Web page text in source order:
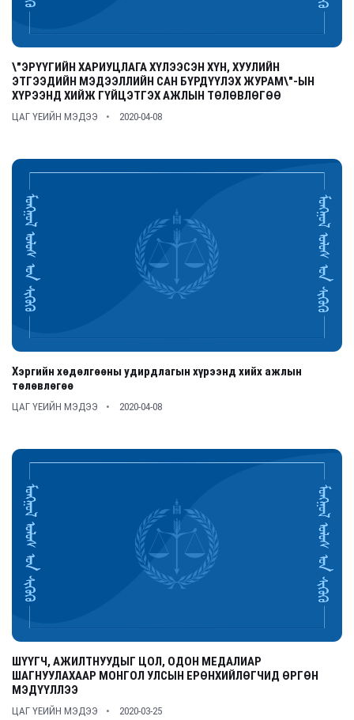
\"ЭРҮҮГИЙН ХАРИУЦЛАГА ХҮЛЭЭСЭН ХҮН, ХУУЛИЙН
ЭТГЭЭДИЙН МЭДЭЭЛЛИЙН САН БҮРДҮҮЛЭХ ЖУРАМ\"-ЫН
ХҮРЭЭНД ХИЙЖ ГҮЙЦЭТГЭХ АЖЛЫН ТӨЛӨВЛӨГӨӨ
ЦАГ ҮЕИЙН МЭДЭЭ 2020-04-08
Хэргийн хөдөлгөөны удирдлагын хүрээнд хийх ажлын
төлөвлөгөө
ЦАГ ҮЕИЙН МЭДЭЭ 2020-04-08
ШҮҮГЧ, АЖИЛТНУУДЫГ ЦОЛ, ОДОН МЕДАЛИАР
ШАГНУУЛАХААР МОНГОЛ УЛСЫН ЕРӨНХИЙЛӨГЧИД ӨРГӨН
МЭДҮҮЛЛЭЭ
ЦАГ ҮЕИЙН МЭДЭЭ 2020-03-25